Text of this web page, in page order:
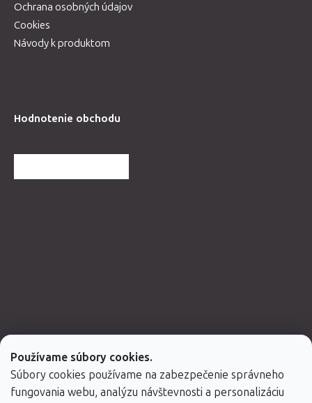
Používame súbory cookies.
Súbory cookies používame na zabezpečenie správneho
fungovania webu, analýzu návštevnosti a personalizáciu
Ochrana osobných údajov
Cookies
Návody k produktom
Hodnotenie obchodu